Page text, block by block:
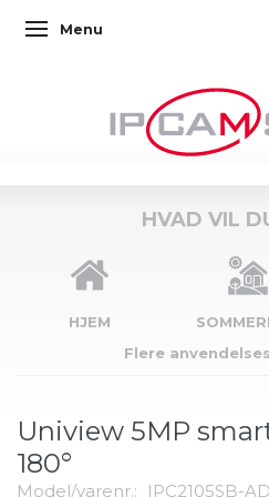
Skifte navigation
Menu
HVAD VIL
HJEM
Flere
Uniview 5MP
180°
Model/varenr.: IPC2105SB-